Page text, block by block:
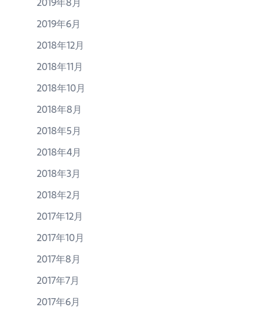
2019年6月
2018年12月
2018年11月
2018年10月
2018年8月
2018年5月
2018年4月
2018年3月
2018年2月
2017年12月
2017年10月
2017年8月
2017年7月
2017年6月